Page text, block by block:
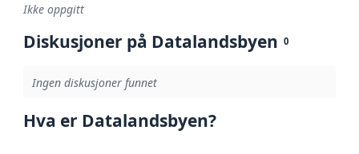
Ikke oppgitt
Diskusjoner på Datalandsbyen 0
Ingen diskusjoner funnet
Hva er Datalandsbyen?